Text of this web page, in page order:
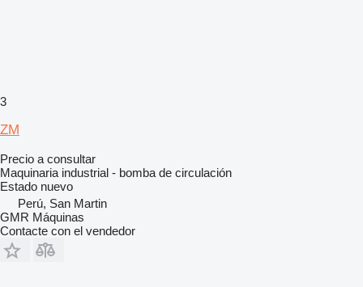
3
ZM
Precio a consultar
Maquinaria industrial - bomba de circulación
Estado nuevo
Perú, San Martin
GMR Máquinas
Contacte con el vendedor